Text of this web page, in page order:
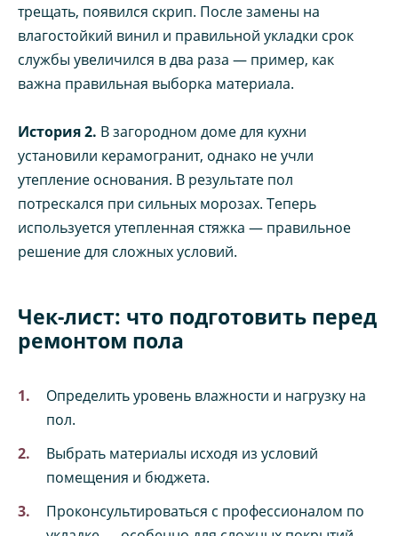
трещать, появился скрип. После замены на
влагостойкий винил и правильной укладки срок
службы увеличился в два раза — пример, как
важна правильная выборка материала.
История 2. В загородном доме для кухни
установили керамогранит, однако не учли
утепление основания. В результате пол
потрескался при сильных морозах. Теперь
используется утепленная стяжка — правильное
решение для сложных условий.
Чек-лист: что подготовить перед
ремонтом пола
Определить уровень влажности и нагрузку на
пол.
Выбрать материалы исходя из условий
помещения и бюджета.
Проконсультироваться с профессионалом по